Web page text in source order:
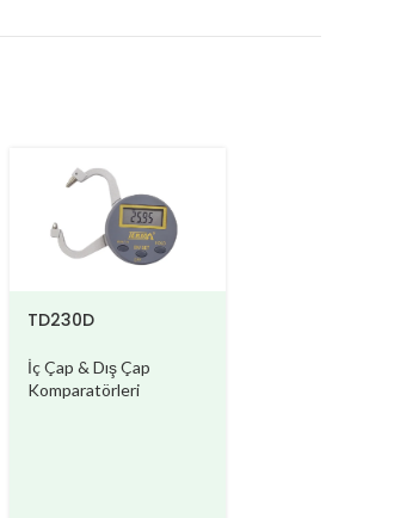
TD230D
İç Çap & Dış Çap
Komparatörleri